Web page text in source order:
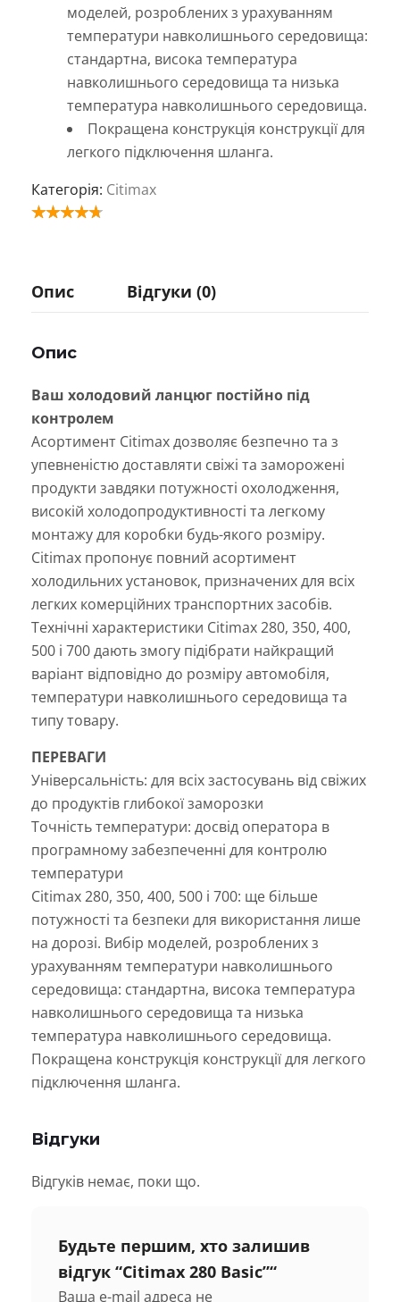
моделей, розроблених з урахуванням
температури навколишнього середовища:
стандартна, висока температура
навколишнього середовища та низька
температура навколишнього середовища.
Покращена конструкція конструкції для
легкого підключення шланга.
Категорія: Citimax
Опис Відгуки (0)
Опис
Ваш холодовий ланцюг постійно під
контролем
Асортимент Citimax дозволяє безпечно та з
упевненістю доставляти свіжі та заморожені
продукти завдяки потужності охолодження,
високій холодопродуктивності та легкому
монтажу для коробки будь-якого розміру.
Citimax пропонує повний асортимент
холодильних установок, призначених для всіх
легких комерційних транспортних засобів.
Технічні характеристики Citimax 280, 350, 400,
500 і 700 дають змогу підібрати найкращий
варіант відповідно до розміру автомобіля,
температури навколишнього середовища та
типу товару.
ПЕРЕВАГИ
Універсальність: для всіх застосувань від свіжих
до продуктів глибокої заморозки
Точність температури: досвід оператора в
програмному забезпеченні для контролю
температури
Citimax 280, 350, 400, 500 і 700: ще більше
потужності та безпеки для використання лише
на дорозі. Вибір моделей, розроблених з
урахуванням температури навколишнього
середовища: стандартна, висока температура
навколишнього середовища та низька
температура навколишнього середовища.
Покращена конструкція конструкції для легкого
підключення шланга.
Відгуки
Відгуків немає, поки що.
Будьте першим, хто залишив
відгук “Citimax 280 Basic”“
Ваша e-mail адреса не